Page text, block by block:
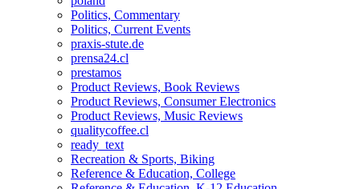
Politics, Commentary
Politics, Current Events
praxis-stute.de
prensa24.cl
prestamos
Product Reviews, Book Reviews
Product Reviews, Consumer Electronics
Product Reviews, Music Reviews
qualitycoffee.cl
ready_text
Recreation & Sports, Biking
Reference & Education, College